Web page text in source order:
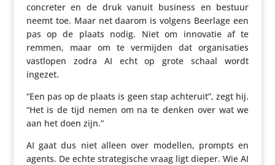
concreter en de druk vanuit business en bestuur
neemt toe. Maar net daarom is volgens Beerlage een
pas op de plaats nodig. Niet om innovatie af te
remmen, maar om te vermijden dat orga­ni­sa­ties
vastlopen zodra AI echt op grote schaal wordt
ingezet.
“Een pas op de plaats is geen stap achteruit”, zegt hij.
“Het is de tijd nemen om na te denken over wat we
aan het doen zijn.”
AI gaat dus niet alleen over modellen, prompts en
agents. De echte stra­te­gi­sche vraag ligt dieper. Wie AI